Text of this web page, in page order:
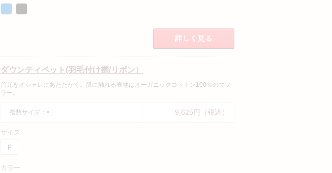
ダウンティペット(羽毛付け襟/リボン）
首元をオシャレにあたたかく。肌に触れる表地はオーガニックコットン100％のマフ
ラー。
複数サイズ：× 9,625円（税込）
サイズ
カラー